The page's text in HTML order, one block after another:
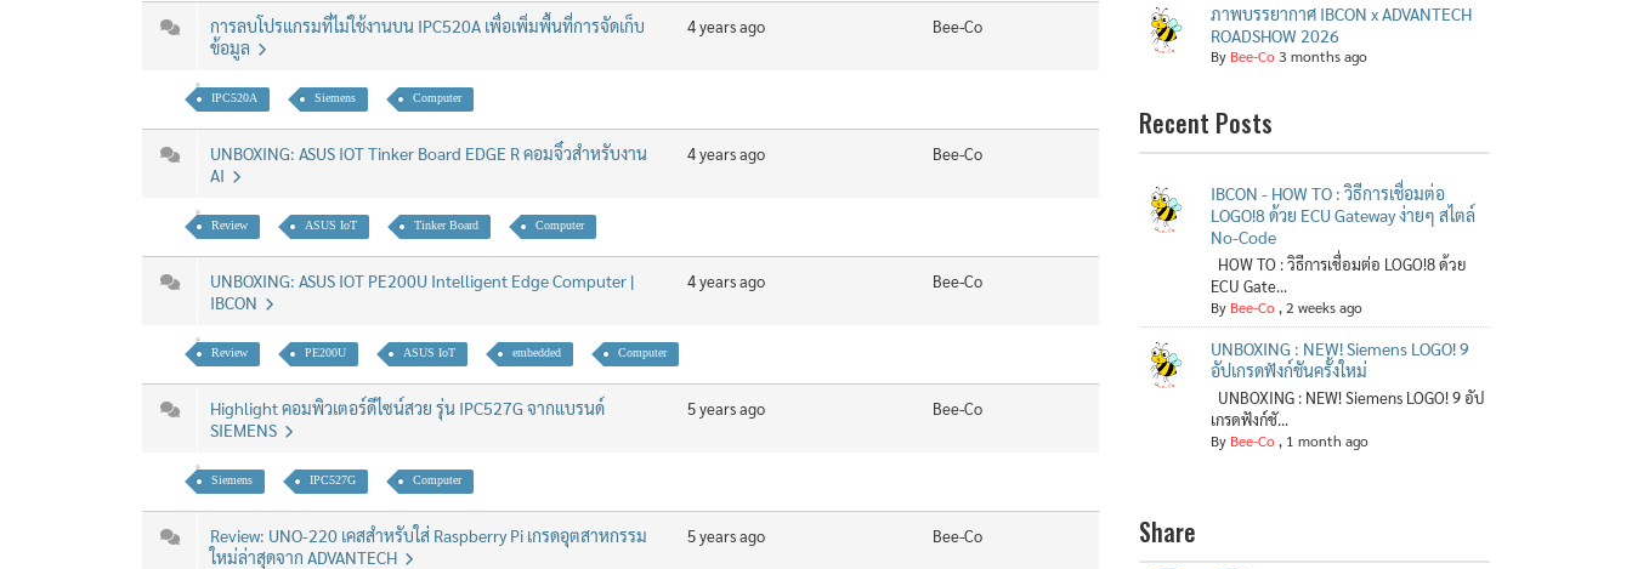
การลบโปรแกรมที่ไม่ใช้งานบน IPC520A เพื่อเพิ่มพื้นที่การจัดเก็บ
ข้อมูล
4 years ago Bee-Co
IPC520A Siemens Computer
UNBOXING: ASUS IOT Tinker Board EDGE R คอมจิ๋วสำหรับงาน
AI
4 years ago Bee-Co
Review ASUS IoT Tinker Board Computer
UNBOXING: ASUS IOT PE200U Intelligent Edge Computer |
IBCON
4 years ago Bee-Co
Review PE200U ASUS IoT embedded Computer
Highlight คอมพิวเตอร์ดีไซน์สวย รุ่น IPC527G จากแบรนด์
SIEMENS
5 years ago Bee-Co
Siemens IPC527G Computer
Review: UNO-220 เคสสำหรับใส่ Raspberry Pi เกรดอุตสาหกรรม
ใหม่ล่าสุดจาก ADVANTECH
5 years ago Bee-Co
ภาพบรรยากาศ IBCON x ADVANTECH
ROADSHOW 2026
By Bee-Co 3 months ago
Recent Posts
IBCON - HOW TO : วิธีการเชื่อมต่อ
LOGO!8 ด้วย ECU Gateway ง่ายๆ สไตล์
No-Code
HOW TO : วิธีการเชื่อมต่อ LOGO!8 ด้วย
ECU Gate...
By Bee-Co,2 weeks ago
UNBOXING : NEW! Siemens LOGO! 9
อัปเกรดฟังก์ชันครั้งใหม่
UNBOXING : NEW! Siemens LOGO! 9 อัป
เกรดฟังก์ชั...
By Bee-Co, 1 month ago
Share